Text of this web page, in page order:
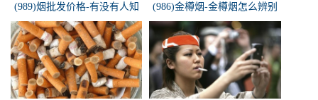
(989)烟批发价格-有没有人知
道，各种香烟批发价？
(986)金樽烟-金樽烟怎么辨别
真假